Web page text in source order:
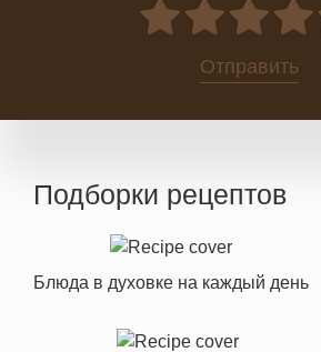
Отправить
Подборки рецептов
Блюда в духовке на каждый день